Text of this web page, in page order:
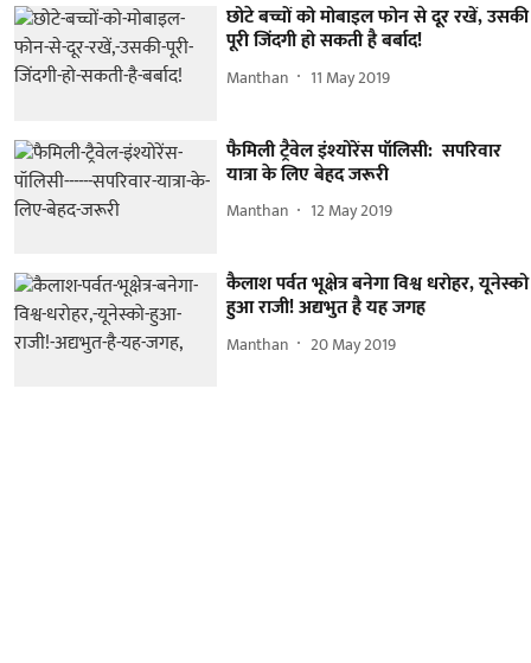
छोटे बच्चों को मोबाइल फोन से दूर रखें, उसकी
पूरी जिंदगी हो सकती है बर्बाद!
Manthan 11 May 2019
फैमिली ट्रैवेल इंश्योरेंस पॉलिसी: सपरिवार
यात्रा के लिए बेहद जरूरी
Manthan 12 May 2019
कैलाश पर्वत भूक्षेत्र बनेगा विश्व धरोहर, यूनेस्को
हुआ राजी! अद्यभुत है यह जगह
Manthan 20 May 2019